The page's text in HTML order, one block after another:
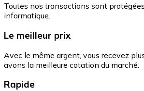
Toutes nos transactions sont
informatique.
Le meilleur prix
Avec le même argent, vous recevez
avons la meilleure cotation du marché.
Rapide